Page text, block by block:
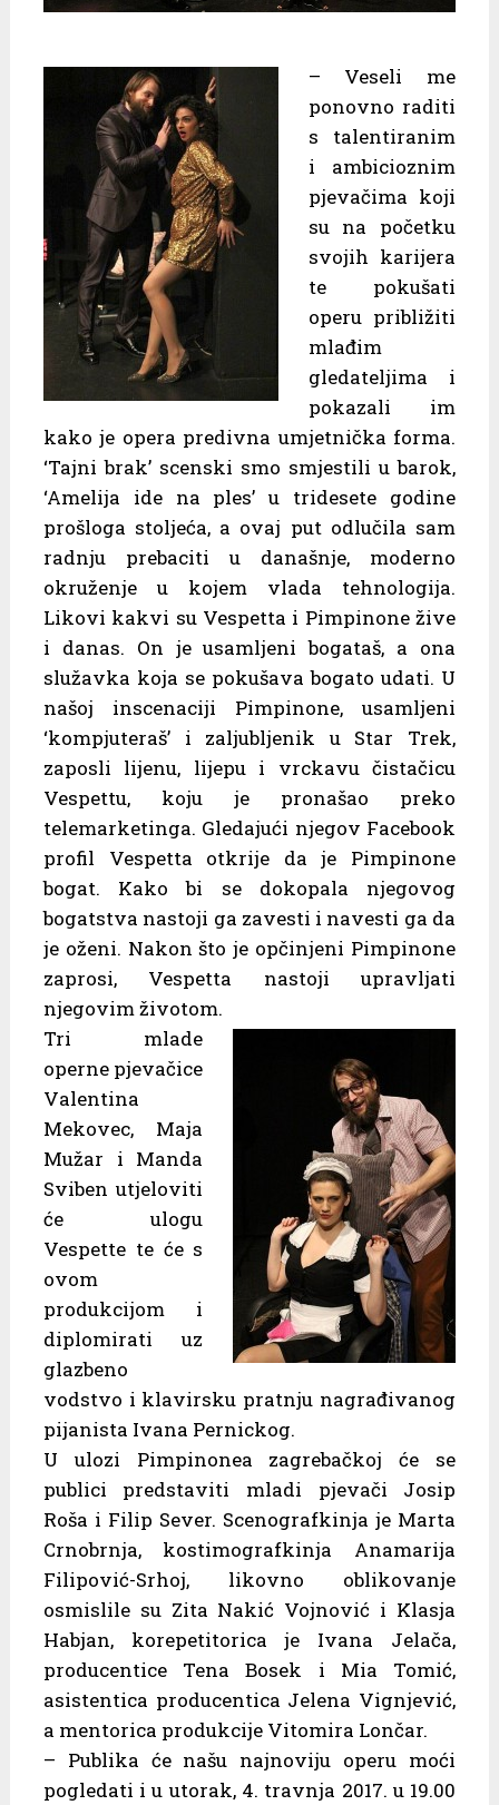
– Veseli me
ponovno raditi
s talentiranim
i ambicioznim
pjevačima koji
su na početku
svojih karijera
te pokušati
operu približiti
mlađim
gledateljima i
pokazali im
kako je opera predivna umjetnička forma.
‘Tajni brak’ scenski smo smjestili u barok,
‘Amelija ide na ples’ u tridesete godine
prošloga stoljeća, a ovaj put odlučila sam
radnju prebaciti u današnje, moderno
okruženje u kojem vlada tehnologija.
Likovi kakvi su Vespetta i Pimpinone žive
i danas. On je usamljeni bogataš, a ona
služavka koja se pokušava bogato udati. U
našoj inscenaciji Pimpinone, usamljeni
‘kompjuteraš’ i zaljubljenik u Star Trek,
zaposli lijenu, lijepu i vrckavu čistačicu
Vespettu, koju je pronašao preko
telemarketinga. Gledajući njegov Facebook
profil Vespetta otkrije da je Pimpinone
bogat. Kako bi se dokopala njegovog
bogatstva nastoji ga zavesti i navesti ga da
je oženi. Nakon što je opčinjeni Pimpinone
zaprosi, Vespetta nastoji upravljati
njegovim životom.
Tri mlade
operne pjevačice
Valentina
Mekovec, Maja
Mužar i Manda
Sviben utjeloviti
će ulogu
Vespette te će s
ovom
produkcijom i
diplomirati uz
glazbeno
vodstvo i klavirsku pratnju nagrađivanog
pijanista Ivana Pernickog.
U ulozi Pimpinonea zagrebačkoj će se
publici predstaviti mladi pjevači Josip
Roša i Filip Sever. Scenografkinja je Marta
Crnobrnja, kostimografkinja Anamarija
Filipović-Srhoj, likovno oblikovanje
osmislile su Zita Nakić Vojnović i Klasja
Habjan, korepetitorica je Ivana Jelača,
producentice Tena Bosek i Mia Tomić,
asistentica producentica Jelena Vignjević,
a mentorica produkcije Vitomira Lončar.
– Publika će našu najnoviju operu moći
pogledati i u utorak, 4. travnja 2017. u 19.00